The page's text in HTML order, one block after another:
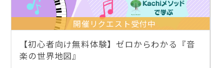
開催リクエスト受付中
【初心者向け無料体験】ゼロからわかる『音
楽の世界地図』